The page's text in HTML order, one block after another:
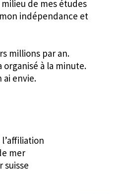
milieu de mes études
indépendance et
millions par an.
à la minute.
ai envie.
mer
suisse